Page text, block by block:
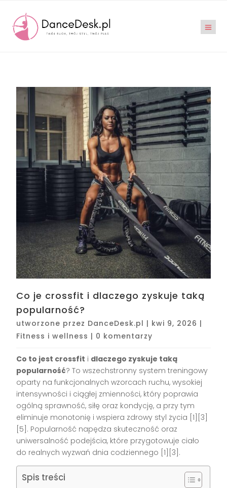
Co je crossfit i dlaczego zyskuje taką
popularność?
utworzone przez DanceDesk.pl | kwi 9, 2026 |
Fitness i wellness | 0 komentarzy
Co to jest crossfit i dlaczego zyskuje taką
popularność? To wszechstronny system treningowy
oparty na funkcjonalnych wzorcach ruchu, wysokiej
intensywności i ciągłej zmienności, który poprawia
ogólną sprawność, siłę oraz kondycję, a przy tym
eliminuje monotonię i wspiera zdrowy styl życia [1][3]
[5]. Popularność napędza skuteczność oraz
uniwersalność podejścia, które przygotowuje ciało
do realnych wyzwań dnia codziennego [1][3].
Spis treści